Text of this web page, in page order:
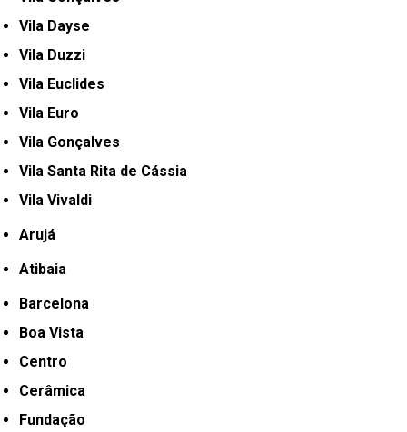
Vila Dayse
Vila Duzzi
Vila Euclides
Vila Euro
Vila Gonçalves
Vila Santa Rita de Cássia
Vila Vivaldi
Arujá
Atibaia
Barcelona
Boa Vista
Centro
Cerâmica
Fundação